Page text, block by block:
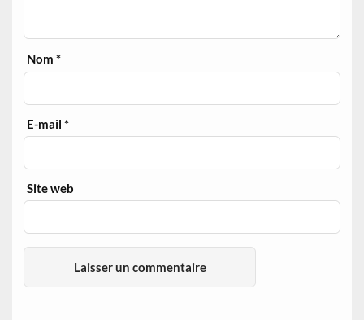
Nom*
E-mail*
Site web